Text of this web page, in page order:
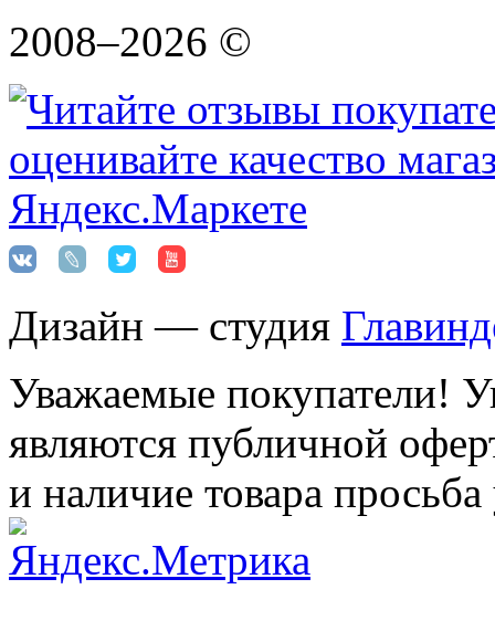
2008–2026 ©
Дизайн — студия
Уважаемые покупатели!
являются публичной
и наличие товара